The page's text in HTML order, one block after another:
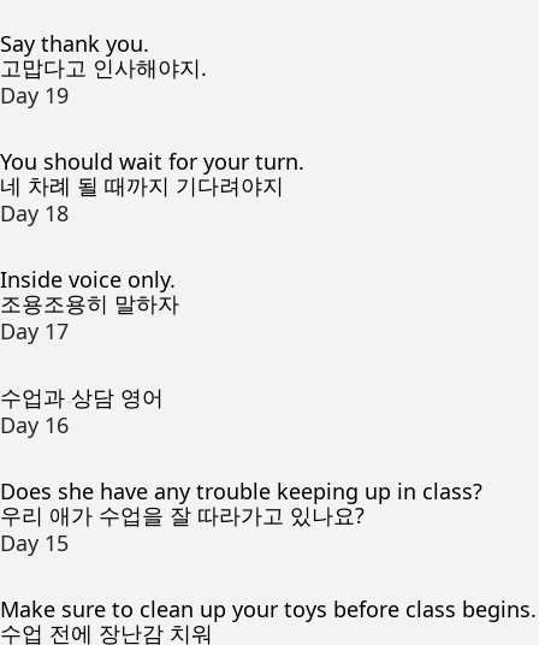
Say thank you.
고맙다고 인사해야지.
Day 19
You should wait for your turn.
네 차례 될 때까지 기다려야지
Day 18
Inside voice only.
조용조용히 말하자
Day 17
수업과 상담 영어
Day 16
Does she have any trouble keeping up in class?
우리 애가 수업을 잘 따라가고 있나요?
Day 15
Make sure to clean up your toys before class begins.
수업 전에 장난감 치워